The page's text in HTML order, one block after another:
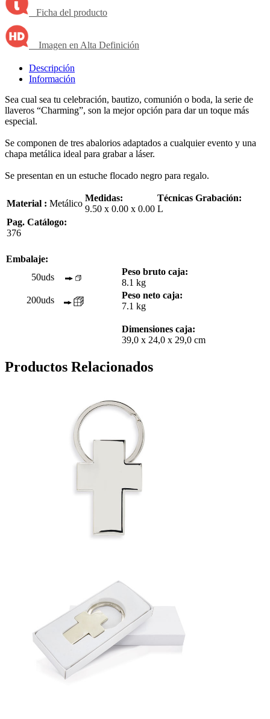
Ficha del producto
Imagen en Alta Definición
Descripción
Información
Sea cual sea tu celebración, bautizo, comunión o boda, la serie de
llaveros “Charming”, son la mejor opción para dar un toque más
especial.
Se componen de tres abalorios adaptados a cualquier evento y una
chapa metálica ideal para grabar a láser.
Se presentan en un estuche flocado negro para regalo.
Material : Metálico
Medidas:
9.50 x 0.00 x 0.00
Técnicas Grabación:
L
Pag. Catálogo:
376
Embalaje:
50uds
Peso bruto caja:
8.1 kg
200uds
Peso neto caja:
7.1 kg
Dimensiones caja:
39,0 x 24,0 x 29,0 cm
Productos Relacionados